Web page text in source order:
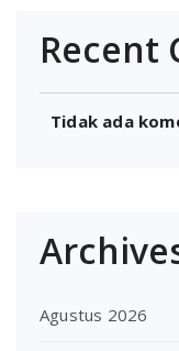
Recent
Tidak ada
Agustus 2026